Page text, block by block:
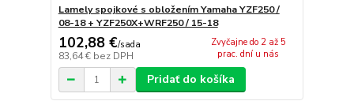
Lamely spojkové s obložením Yamaha YZF250 /
08-18 + YZF250X+WRF250 / 15-18
102,88 €/sada
83,64 € bez DPH
Zvyčajne do 2 až 5
prac. dní u nás
Pridať do košíka